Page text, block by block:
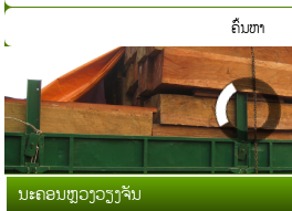
ຄົ້ນຫາ
ນະຄອນຫຼວງວຽງຈັນ